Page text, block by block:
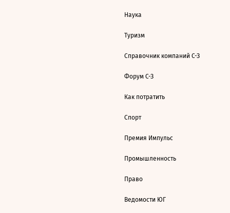
Наука
Туризм
Справочник компаний С-З
Форум С-З
Как потратить
Спорт
Премия Импульс
Промышленность
Право
Ведомости ЮГ